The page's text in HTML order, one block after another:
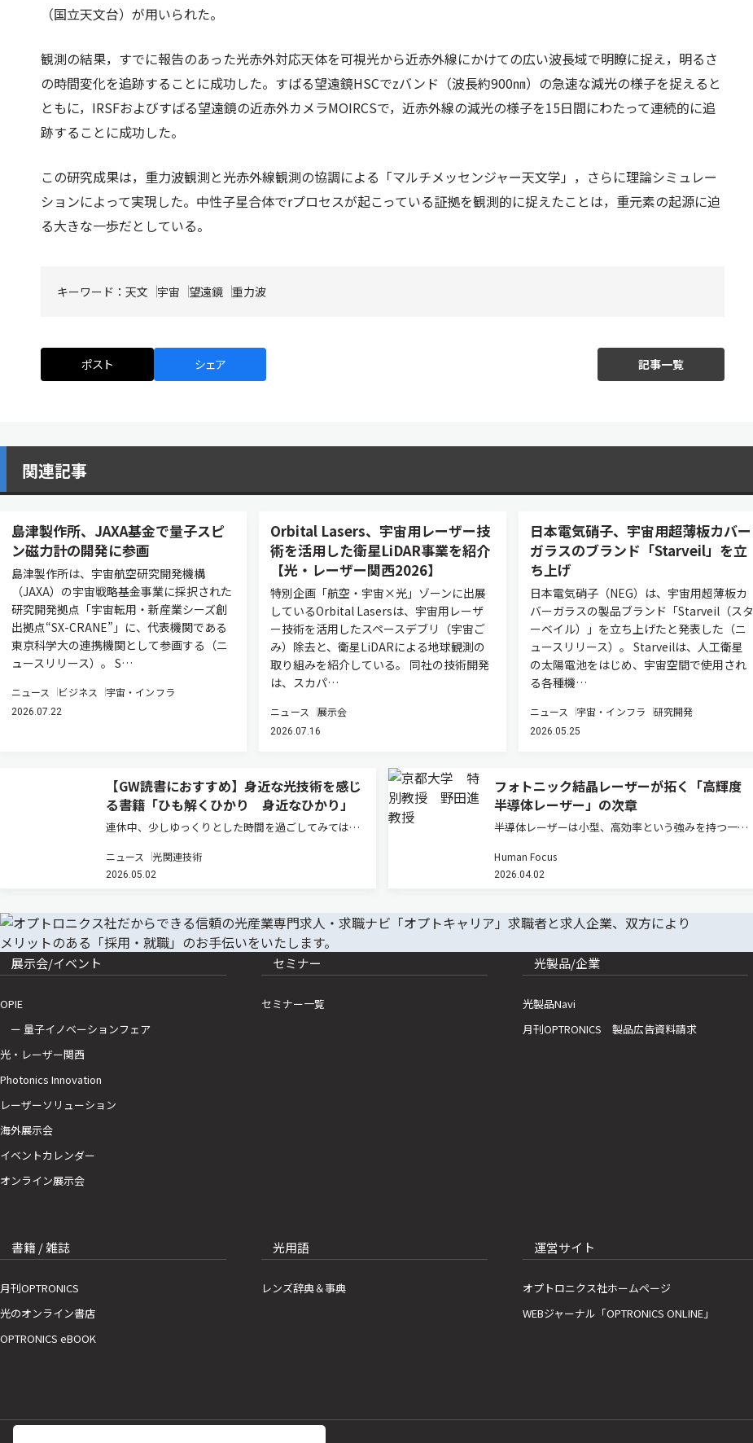
（国立天文台）が用いられた。
観測の結果，すでに報告のあった光赤外対応天体を可視光から近赤外線にかけての広い波長域で明瞭に捉え，明るさ
の時間変化を追跡することに成功した。すばる望遠鏡HSCでzバンド（波長約900㎚）の急速な減光の様子を捉えると
ともに，IRSFおよびすばる望遠鏡の近赤外カメラMOIRCSで，近赤外線の減光の様子を15日間にわたって連続的に追
跡することに成功した。
この研究成果は，重力波観測と光赤外線観測の協調による「マルチメッセンジャー天文学」，さらに理論シミュレー
ションによって実現した。中性子星合体でrプロセスが起こっている証拠を観測的に捉えたことは，重元素の起源に迫
る大きな一歩だとしている。
キーワード： 天文 宇宙 望遠鏡 重力波
ポスト シェア 記事一覧
関連記事
島津製作所、JAXA基金で量子スピ
ン磁力計の開発に参画
島津製作所は、宇宙航空研究開発機構
（JAXA）の宇宙戦略基金事業に採択された
研究開発拠点「宇宙転用・新産業シーズ創
出拠点“SX-CRANE”」に、代表機関である
東京科学大の連携機関として参画する（ニ
ュースリリース）。 S…
ニュース ビジネス 宇宙・インフラ
2026.07.22
Orbital Lasers、宇宙用レーザー技
術を活用した衛星LiDAR事業を紹介
【光・レーザー関西2026】
特別企画「航空・宇宙×光」ゾーンに出展
しているOrbital Lasersは、宇宙用レーザ
ー技術を活用したスペースデブリ（宇宙ご
み）除去と、衛星LiDARによる地球観測の
取り組みを紹介している。 同社の技術開発
は、スカパ…
ニュース 展示会
2026.07.16
日本電気硝子、宇宙用超薄板カバー
ガラスのブランド「Starveil」を立
ち上げ
日本電気硝子（NEG）は、宇宙用超薄板カ
バーガラスの製品ブランド「Starveil（スタ
ーベイル）」を立ち上げたと発表した（ニ
ュースリリース）。 Starveilは、人工衛星
の太陽電池をはじめ、宇宙空間で使用され
る各種機…
ニュース 宇宙・インフラ 研究開発
2026.05.25
【GW読書におすすめ】身近な光技術を感じ
る書籍「ひも解くひかり 身近なひかり」
連休中、少しゆっくりとした時間を過ごしてみてはい
生命の営み――私たちの身の回りには、あらゆるところに
光がある。日常では当たり前に受け止めている現象
ニュース 光関連技術
2026.05.02
フォトニック結晶レーザーが拓く「高輝度
半導体レーザー」の次章
半導体レーザーは小型、高効率という強みを持つ一方
という壁があった。フォトニック結晶レーザーはその
常識を塗り替えつつある。その研究の先駆者である京
Human Focus
2026.04.02
展示会/イベント
OPIE
ー 量子イノベーションフェア
光・レーザー関西
Photonics Innovation
レーザーソリューション
海外展示会
イベントカレンダー
オンライン展示会
セミナー
セミナー一覧
光製品/企業
光製品Navi
月刊OPTRONICS 製品広告資料請求
書籍 / 雑誌
月刊OPTRONICS
光のオンライン書店
OPTRONICS eBOOK
光用語
レンズ辞典＆事典
運営サイト
オプトロニクス社ホームページ
WEBジャーナル「OPTRONICS ONLINE」